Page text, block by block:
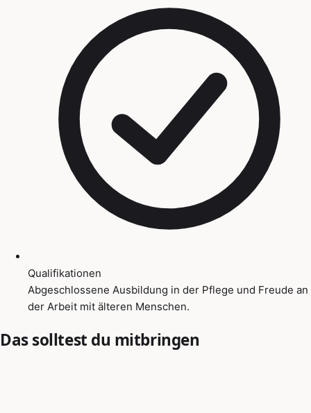
Qualifikationen
Abgeschlossene Ausbildung in der Pflege und Freude an
der Arbeit mit älteren Menschen.
Das solltest du mitbringen